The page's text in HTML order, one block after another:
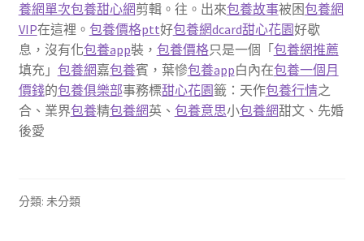
養網單次包養甜心網剪輯。往。出來包養故事被困包養網
VIP在這裡。 包養價格ptt好包養網dcard甜心花園好歇
息，沒有化包養app裝， 包養價格只是一個「 包養網推薦
填充」 包養網嘉包養賓，葉慘包養app白內在包養一個月
價錢的包養俱樂部事務標甜心花園籤：天作包養行情之
合、業界包養精包養網英、 包養意思小包養網甜文、先婚
後愛
分類: 未分類